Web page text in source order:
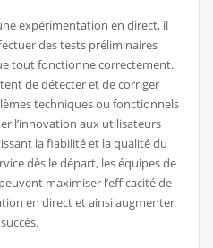
expérimentation en direct, il
des tests préliminaires
tout fonctionne correctement.
de détecter et de corriger
techniques ou fonctionnels
l’innovation aux utilisateurs
la fiabilité et la qualité du
dès le départ, les équipes de
maximiser l’efficacité de
en direct et ainsi augmenter